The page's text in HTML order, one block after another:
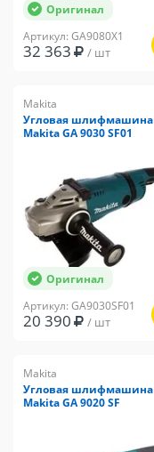
Оригинал
Артикул: GA9080X1
32 363 / шт
Makita
Угловая шлифмашина
Makita GA 9030 SF01
Оригинал
Артикул: GA9030SF01
20 390 / шт
Makita
Угловая шлифмашина
Makita GA 9020 SF